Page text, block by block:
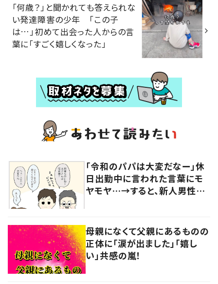
「何歳？」と聞かれても答えられな
い発達障害の少年 「この子
は…」初めて出会った人からの言
葉に「すごく嬉しくなった」
「令和のパパは大変だなー」休
日出勤中に言われた言葉にモ
ヤモヤ…→すると、新人男性社
母親になくて父親にあるものの
正体に「涙が出ました」「嬉し
い」共感の嵐！